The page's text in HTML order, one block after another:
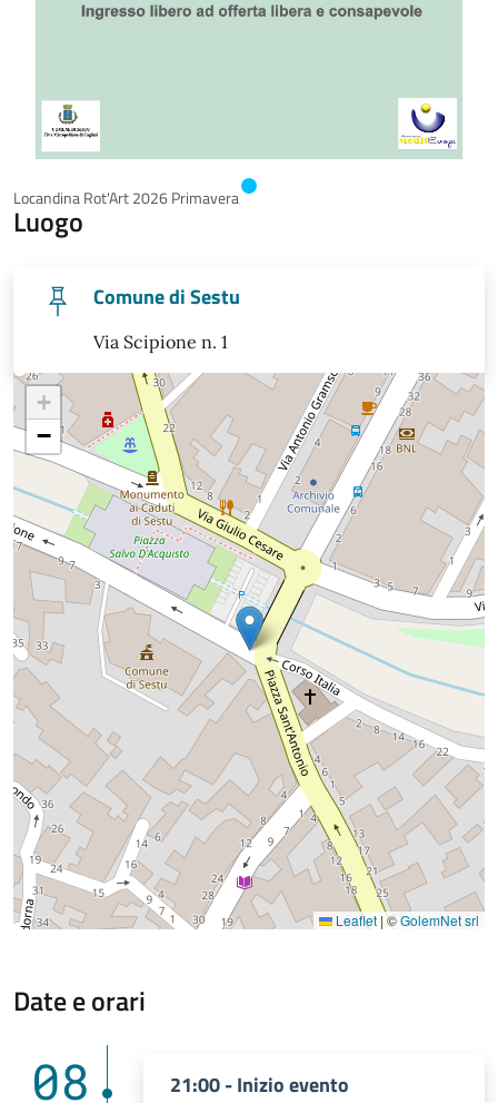
Locandina Rot'Art 2026 Primavera
Luogo
Comune di Sestu
Via Scipione n. 1
+
−
Leaflet |©GolemNet srl
Date e orari
08 21:00 - Inizio evento